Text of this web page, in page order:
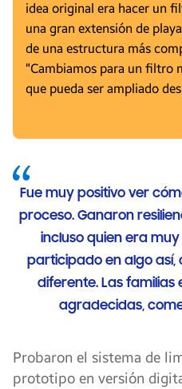
idea original era hacer un
una gran extensión de
de una estructura más
“Cambiamos para un filtro
que pueda ser ampliado
Fue muy positivo ver
proceso. Ganaron
incluso quien era
participado en algo así,
diferente. Las
agradecidas,
Probaron el sistema de
prototipo en versión